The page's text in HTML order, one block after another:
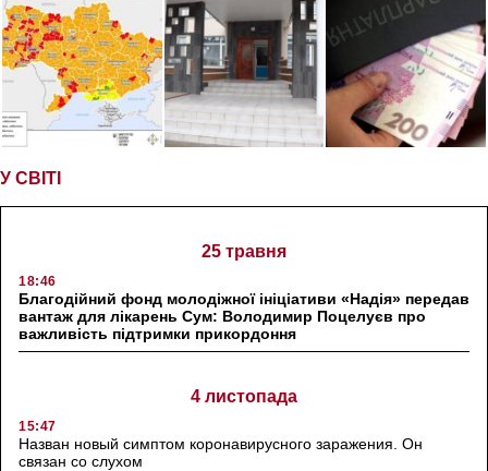
У СВІТІ
25 травня
18:46
Благодійний фонд молодіжної ініціативи «Надія» передав
вантаж для лікарень Сум: Володимир Поцелуєв про
важливість підтримки прикордоння
4 листопада
15:47
Назван новый симптом коронавирусного заражения. Он
связан со слухом